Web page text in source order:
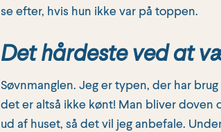
se efter, hvis hun ikke var på toppen.
Det hårdeste ved at
Søvnmanglen. Jeg er typen, der har
det er altså ikke kønt! Man bliver doven
ud af huset, så det vil jeg anbefale.